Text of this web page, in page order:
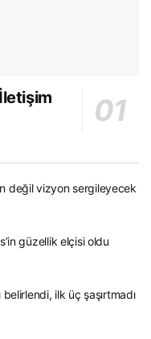
değil vizyon sergileyecek
güzellik elçisi oldu
ilk üç şaşırtmadı